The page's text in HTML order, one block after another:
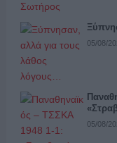
05/08/
05/08/